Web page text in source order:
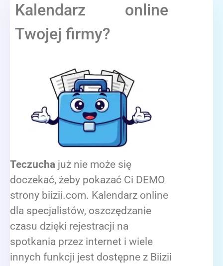
Kalendarz online
Twojej firmy?
Teczucha już nie może się
doczekać, żeby pokazać Ci DEMO
strony biizii.com. Kalendarz online
dla specjalistów, oszczędzanie
czasu dzięki rejestracji na
spotkania przez internet i wiele
innych funkcji jest dostępne z Biizii